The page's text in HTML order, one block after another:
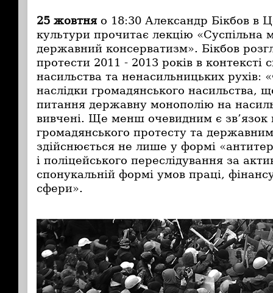
25 жовтня о 18:30 Александр Бікбов в
культури прочитає лекцію «Суспільна
державний консерватизм». Бікбов
протести 2011 - 2013 років в контексті
насильства та ненасильницьких рухів:
наслідки громадянського насильства,
питання державну монополію на
вивчені. Ще менш очевидним є зв’язок
громадянського протесту та
здійснюється не лише у формі
і поліцейського переслідування за
спонукальній формі умов праці,
сфери».